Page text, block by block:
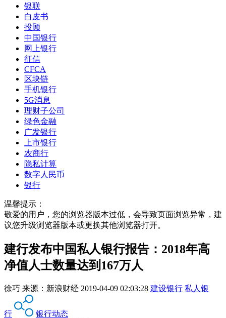
银联
白皮书
投顾
中国银行
网上银行
征信
CFCA
区块链
手机银行
5G消息
理财子公司
绿色金融
广发银行
上市银行
农商行
隐私计算
数字人民币
银行
温馨提示：
敬爱的用户，您的浏览器版本过低，会导致页面浏览异常，建
议您升级浏览器版本或更换其他浏览器打开。
建行发布中国私人银行报告：2018年高
净值人士数量达到167万人
徐巧 来源： 新浪财经 2019-04-09 02:03:28 建设银行 私人银
行
银行动态